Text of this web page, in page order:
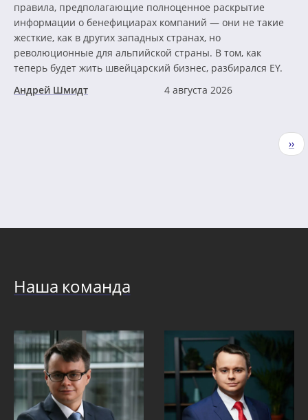
правила, предполагающие полноценное раскрытие
информации о бенефициарах компаний — они не такие
жесткие, как в других западных странах, но
революционные для альпийской страны. В том, как
теперь будет жить швейцарский бизнес, разбирался EY.
Андрей Шмидт
4 августа 2026
››
Наша команда